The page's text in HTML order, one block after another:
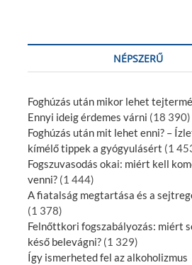
NÉPSZERŰ
Foghúzás után mikor lehet
Ennyi ideig érdemes várni (18 390)
Foghúzás után mit lehet enni? –
kímélő tippek a gyógyulásért (1
Fogszuvasodás okai: miért kell
venni? (1 444)
A fiatalság megtartása és a
(1 378)
Felnőttkori fogszabályozás: miért
késő belevágni? (1 329)
Így ismerheted fel az alkoholizmus